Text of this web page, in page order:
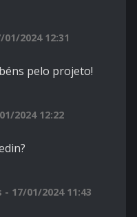
2024 12:31
pelo projeto!
2024 12:22
17/01/2024 11:43